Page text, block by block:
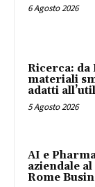
6 Agosto 2026
Ricerca: da
materiali
adatti
5 Agosto 2026
AI e
aziendale
Rome